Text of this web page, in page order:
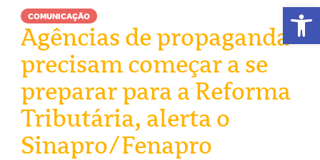
COMUNICAÇÃO
Agências de propaganda
precisam começar a se
preparar para a Reforma
Tributária, alerta o
Sinapro/Fenapro